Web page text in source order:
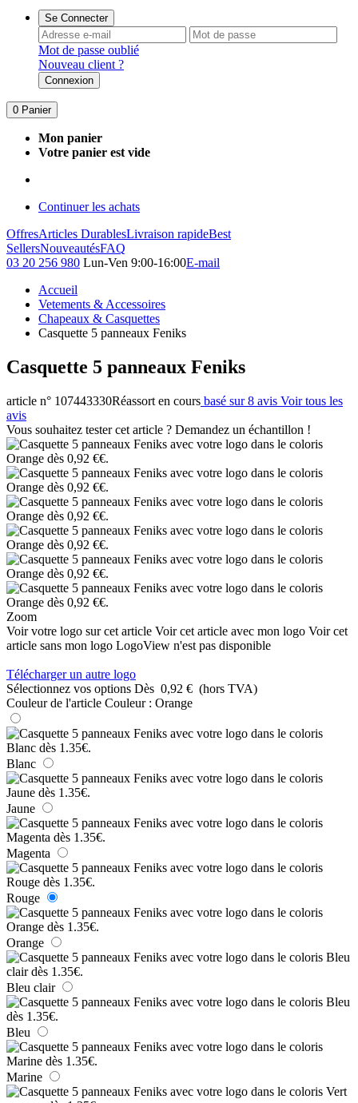
Se Connecter
Mot de passe oublié
Nouveau client ?
Connexion
0 Panier
Mon panier
Votre panier est vide
Continuer les achats
OffresArticles DurablesLivraison rapideBest
SellersNouveautésFAQ
03 20 256 980 Lun-Ven 9:00-16:00E-mail
Accueil
Vetements & Accessoires
Chapeaux & Casquettes
Casquette 5 panneaux Feniks
Casquette 5 panneaux Feniks
article n° 107443330Réassort en cours basé sur 8 avis Voir tous les
avis
Vous souhaitez tester cet article ? Demandez un échantillon !
Zoom
Voir votre logo sur cet article Voir cet article avec mon logo Voir cet
article sans mon logo LogoView n'est pas disponible
Télécharger un autre logo
Sélectionnez vos options Dès 0,92 € (hors TVA)
Couleur de l'article Couleur : Orange
Blanc
Jaune
Magenta
Rouge
Orange
Bleu clair
Bleu
Marine